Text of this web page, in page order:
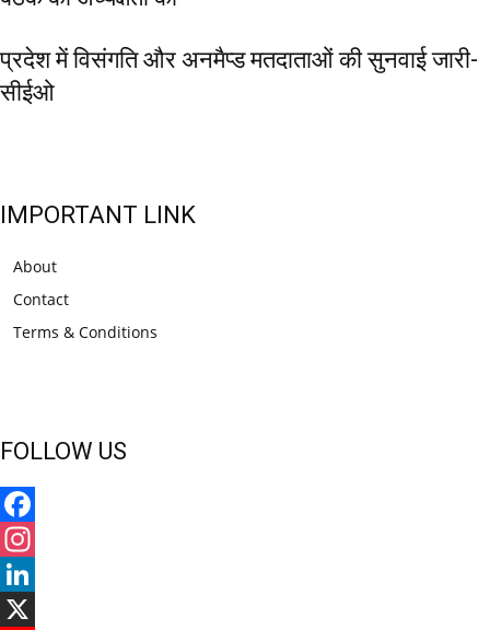
प्रदेश में विसंगति और अनमैप्ड मतदाताओं की सुनवाई जारी-
सीईओ
IMPORTANT LINK
About
Contact
Terms & Conditions
FOLLOW US
Facebook
Instagram
LinkedIn